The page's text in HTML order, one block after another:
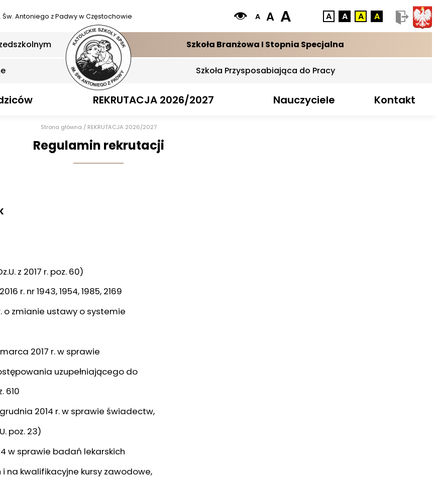
A A A A A A A
Św. Antoniego z Padwy w Częstochowie
Szkoła Branżowa I Stopnia Specjalna
Szkoła Przysposabiająca do Pracy
REKRUTACJA 2026/2027 Nauczyciele Kontakt
Strona główna / REKRUTACJA 2026/2027
Regulamin rekrutacji
z 2017 r. poz. 60)
r. nr 1943, 1954, 1985, 2169
o zmianie ustawy o systemie
2017 r. w sprawie
uzupełniającego do
610
2014 r. w sprawie świadectw,
poz. 23)
w sprawie badań lekarskich
na kwalifikacyjne kursy zawodowe,